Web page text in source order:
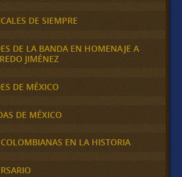
DE SIEMPRE
DE LA BANDA EN HOMENAJE A
JIMÉNEZ
DE MÉXICO
DE MÉXICO
EN LA HISTORIA